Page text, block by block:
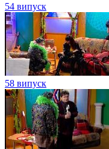
54 випуск
58 випуск